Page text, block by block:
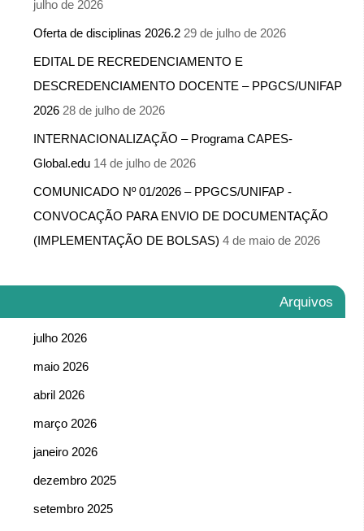
julho de 2026
Oferta de disciplinas 2026.2 29 de julho de 2026
EDITAL DE RECREDENCIAMENTO E
DESCREDENCIAMENTO DOCENTE – PPGCS/UNIFAP
2026 28 de julho de 2026
INTERNACIONALIZAÇÃO – Programa CAPES-
Global.edu 14 de julho de 2026
COMUNICADO Nº 01/2026 – PPGCS/UNIFAP -​
CONVOCAÇÃO PARA ENVIO DE DOCUMENTAÇÃO
(IMPLEMENTAÇÃO DE BOLSAS) 4 de maio de 2026
Arquivos
julho 2026
maio 2026
abril 2026
março 2026
janeiro 2026
dezembro 2025
setembro 2025